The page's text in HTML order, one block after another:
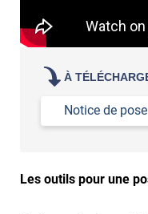
À
Notice de pose
Les outils pour une